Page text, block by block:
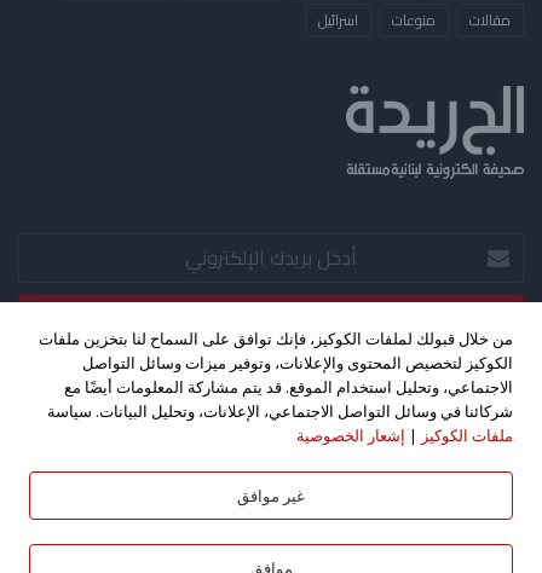
مقالات
منوعات ​اسرائيل
أدخل
بريدك
الإلكتروني
فيسبوك
‫X
‫YouTube
حقوق الطبع والنشر 2026©، جميع الحقوق محفوظة. تصميم واستضافة
بواسطة
من خلال قبولك لملفات الكوكيز، فإنك توافق على السماح لنا بتخزين ملفات
الكوكيز لتخصيص المحتوى والإعلانات، وتوفير ميزات وسائل التواصل
الاجتماعي، وتحليل استخدام الموقع. قد يتم مشاركة المعلومات أيضًا مع
شركائنا في وسائل التواصل الاجتماعي، الإعلانات، وتحليل البيانات. سياسة
ملفات الكوكيز | إشعار الخصوصية
غير موافق
موافق